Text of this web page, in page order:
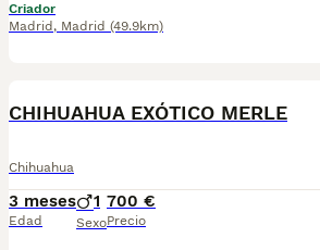
Criador
Madrid , Madrid (49.9km)
CHIHUAHUA EXÓTICO MERLE
Chihuahua
3 meses
Edad
1
Sexo
700 €
Precio